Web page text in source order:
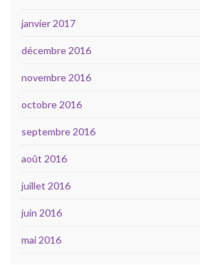
janvier 2017
décembre 2016
novembre 2016
octobre 2016
septembre 2016
août 2016
juillet 2016
juin 2016
mai 2016